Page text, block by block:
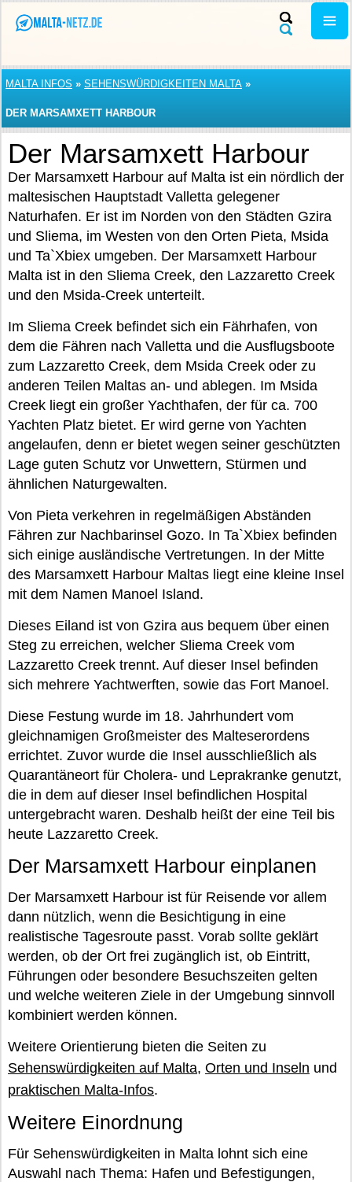
MALTA INFOS » SEHENSWÜRDIGKEITEN MALTA »
DER MARSAMXETT HARBOUR
Der Marsamxett Harbour
Der Marsamxett Harbour auf Malta ist ein nördlich der
maltesischen Hauptstadt Valletta gelegener
Naturhafen. Er ist im Norden von den Städten Gzira
und Sliema, im Westen von den Orten Pieta, Msida
und Ta`Xbiex umgeben. Der Marsamxett Harbour
Malta ist in den Sliema Creek, den Lazzaretto Creek
und den Msida-Creek unterteilt.
Im Sliema Creek befindet sich ein Fährhafen, von
dem die Fähren nach Valletta und die Ausflugsboote
zum Lazzaretto Creek, dem Msida Creek oder zu
anderen Teilen Maltas an- und ablegen. Im Msida
Creek liegt ein großer Yachthafen, der für ca. 700
Yachten Platz bietet. Er wird gerne von Yachten
angelaufen, denn er bietet wegen seiner geschützten
Lage guten Schutz vor Unwettern, Stürmen und
ähnlichen Naturgewalten.
Von Pieta verkehren in regelmäßigen Abständen
Fähren zur Nachbarinsel Gozo. In Ta`Xbiex befinden
sich einige ausländische Vertretungen. In der Mitte
des Marsamxett Harbour Maltas liegt eine kleine Insel
mit dem Namen Manoel Island.
Dieses Eiland ist von Gzira aus bequem über einen
Steg zu erreichen, welcher Sliema Creek vom
Lazzaretto Creek trennt. Auf dieser Insel befinden
sich mehrere Yachtwerften, sowie das Fort Manoel.
Diese Festung wurde im 18. Jahrhundert vom
gleichnamigen Großmeister des Malteserordens
errichtet. Zuvor wurde die Insel ausschließlich als
Quarantäneort für Cholera- und Leprakranke genutzt,
die in dem auf dieser Insel befindlichen Hospital
untergebracht waren. Deshalb heißt der eine Teil bis
heute Lazzaretto Creek.
Der Marsamxett Harbour einplanen
Der Marsamxett Harbour ist für Reisende vor allem
dann nützlich, wenn die Besichtigung in eine
realistische Tagesroute passt. Vorab sollte geklärt
werden, ob der Ort frei zugänglich ist, ob Eintritt,
Führungen oder besondere Besuchszeiten gelten
und welche weiteren Ziele in der Umgebung sinnvoll
kombiniert werden können.
Weitere Orientierung bieten die Seiten zu
Sehenswürdigkeiten auf Malta, Orten und Inseln und
praktischen Malta-Infos.
Weitere Einordnung
Für Sehenswürdigkeiten in Malta lohnt sich eine
Auswahl nach Thema: Hafen und Befestigungen,